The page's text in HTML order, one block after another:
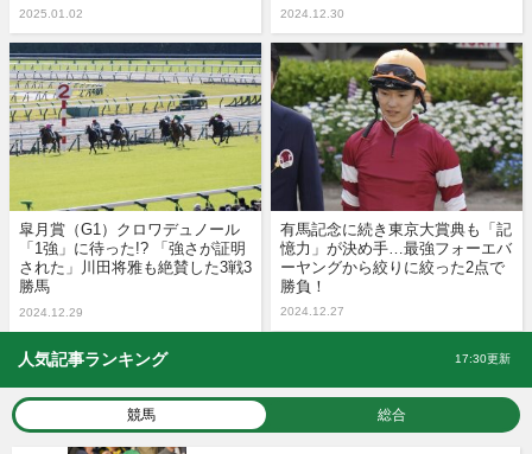
2025.01.02 2024.12.30
皐月賞（G1）クロワデュノール
「1強」に待った!? 「強さが証明
された」川田将雅も絶賛した3戦3
勝馬
2024.12.29
有馬記念に続き東京大賞典も「記
憶力」が決め手…最強フォーエバ
ーヤングから絞りに絞った2点で
勝負！
2024.12.27
人気記事ランキング 17:30更新
競馬 総合